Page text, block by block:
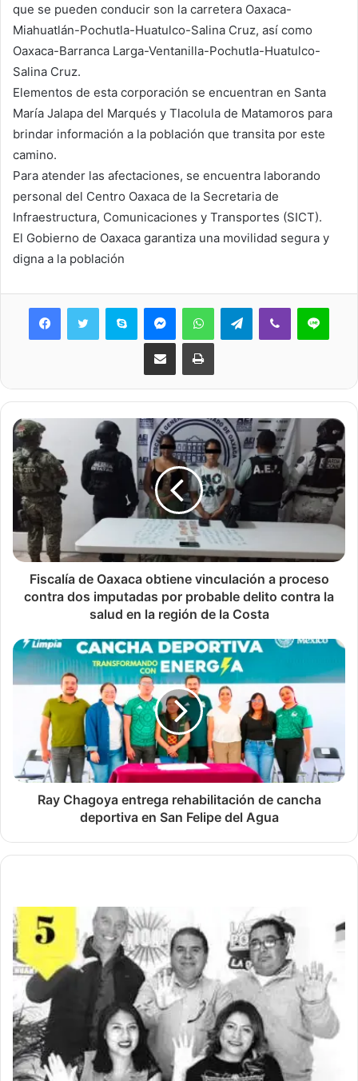
que se pueden conducir son la carretera Oaxaca-
Miahuatlán-Pochutla-Huatulco-Salina Cruz, así como
Oaxaca-Barranca Larga-Ventanilla-Pochutla-Huatulco-
Salina Cruz.
Elementos de esta corporación se encuentran en Santa
María Jalapa del Marqués y Tlacolula de Matamoros para
brindar información a la población que transita por este
camino.
Para atender las afectaciones, se encuentra laborando
personal del Centro Oaxaca de la Secretaria de
Infraestructura, Comunicaciones y Transportes (SICT).
El Gobierno de Oaxaca garantiza una movilidad segura y
digna a la población
Skype MessengerWhatsAppTelegramViber Line
Share via Email Print
Fiscalía de Oaxaca obtiene vinculación a proceso
contra dos imputadas por probable delito contra la
salud en la región de la Costa
Ray Chagoya entrega rehabilitación de cancha
deportiva en San Felipe del Agua